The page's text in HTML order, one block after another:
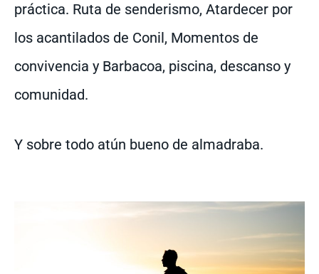
práctica. Ruta de senderismo, Atardecer por
los acantilados de Conil, Momentos de
convivencia y Barbacoa, piscina, descanso y
comunidad.
Y sobre todo atún bueno de almadraba.